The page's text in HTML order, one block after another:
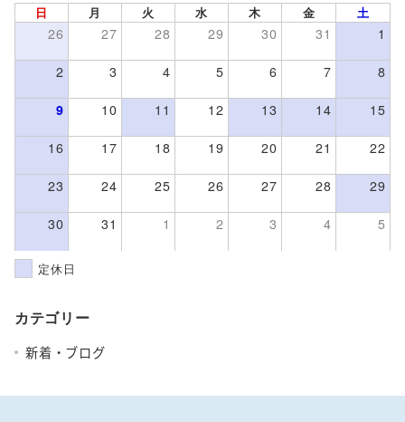
日 月 火 水 木 金 土
26 27 28 29 30 31 1
2 3 4 5 6 7 8
9 10 11 12 13 14 15
16 17 18 19 20 21 22
23 24 25 26 27 28 29
30 31 1 2 3 4 5
定休日
カテゴリー
新着・ブログ